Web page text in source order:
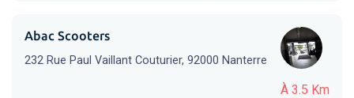
À 3.5 Km
Abac Scooters
232 Rue Paul Vaillant Couturier, 92000 Nanterre